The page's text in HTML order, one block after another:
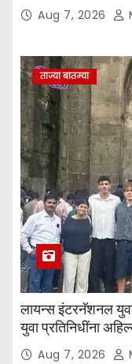
Aug 7, 2026
ताज्या बातम्या
लायन्स इंटरनॅशनल
युवा प्रतिनिधींना
अनुभवAug 7, 2026